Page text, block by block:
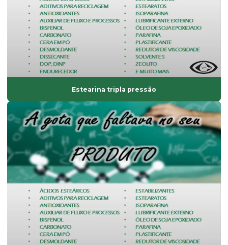
Empresa de composto de pvc
Empresa de fabricação de aditivos de uso industrial
Endurecedor líquido
Estabilizante bário
Estabilizante líquido
Estabilizante sólido
Estabilizante térmico para pvc
Estearato de cálcio
Estearato de magnésio
Estearato de magnésio preço
Estearato de sódio
Estearato de zinco
Estearina tripla pressão